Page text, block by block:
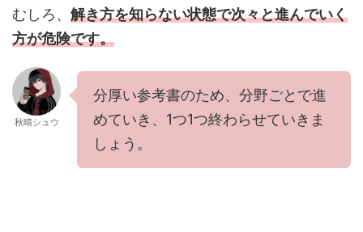
むしろ、 解き方を知らない状態で次々と進んでいく
方が危険です。
秋晴シュウ
分厚い参考書のため、分野ごとで進
めていき、1つ1つ終わらせていきま
しょう。